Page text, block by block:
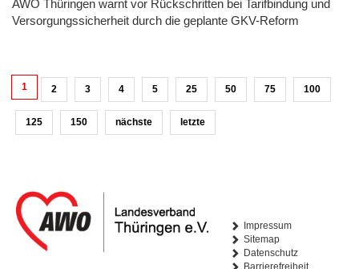
AWO Thüringen warnt vor Rückschritten bei Tarifbindung und
Versorgungssicherheit durch die geplante GKV-Reform
1 2 3 4 5 25 50 75 100
125 150 nächste letzte
Impressum
Sitemap
Datenschutz
Barrierefreiheit